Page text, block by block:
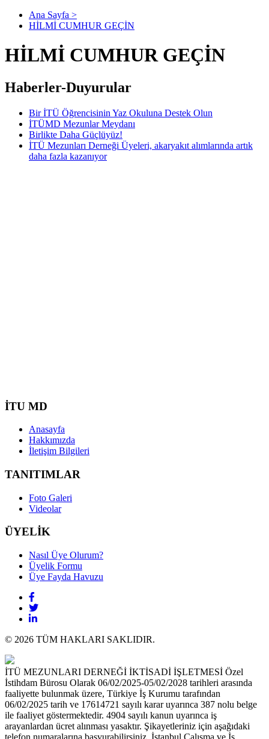
Ana Sayfa >
HİLMİ CUMHUR GEÇİN
HİLMİ CUMHUR GEÇİN
Haberler-Duyurular
Bir İTÜ Öğrencisinin Yaz Okuluna Destek Olun
İTÜMD Mezunlar Meydanı
Birlikte Daha Güçlüyüz!
İTÜ Mezunları Derneği Üyeleri, akaryakıt alımlarında artık
daha fazla kazanıyor
İTU MD
Anasayfa
Hakkımızda
İletişim Bilgileri
TANITIMLAR
Foto Galeri
Videolar
ÜYELİK
Nasıl Üye Olurum?
Üyelik Formu
Üye Fayda Havuzu
© 2026 TÜM HAKLARI SAKLIDIR.
İTÜ MEZUNLARI DERNEĞİ İKTİSADİ İŞLETMESİ Özel
İstihdam Bürosu Olarak 06/02/2025-05/02/2028 tarihleri arasında
faaliyette bulunmak üzere, Türkiye İş Kurumu tarafından
06/02/2025 tarih ve 17614721 sayılı karar uyarınca 387 nolu belge
ile faaliyet göstermektedir. 4904 sayılı kanun uyarınca iş
arayanlardan ücret alınması yasaktır. Şikayetleriniz için aşağıdaki
telefon numaralarına başvurabilirsiniz. İstanbul Çalışma ve İş